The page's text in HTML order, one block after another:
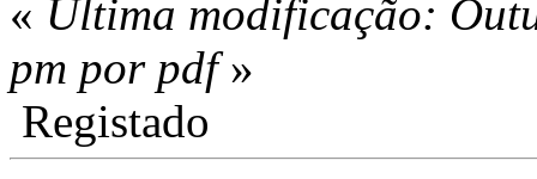
« Última modificação:
pm por pdf»
Registado